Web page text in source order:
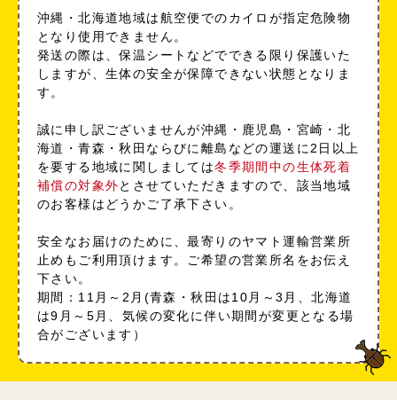
沖縄・北海道地域は航空便でのカイロが指定危険物
となり使用できません。
発送の際は、保温シートなどでできる限り保護いた
しますが、生体の安全が保障できない状態となりま
す。
誠に申し訳ございませんが沖縄・鹿児島・宮崎・北
海道・青森・秋田ならびに離島などの運送に2日以上
を要する地域に関しましては冬季期間中の生体死着
補償の対象外とさせていただきますので、該当地域
のお客様はどうかご了承下さい。
安全なお届けのために、最寄りのヤマト運輸営業所
止めもご利用頂けます。ご希望の営業所名をお伝え
下さい。
期間：11月～2月(青森・秋田は10月～3月、北海道
は9月～5月、気候の変化に伴い期間が変更となる場
合がございます）